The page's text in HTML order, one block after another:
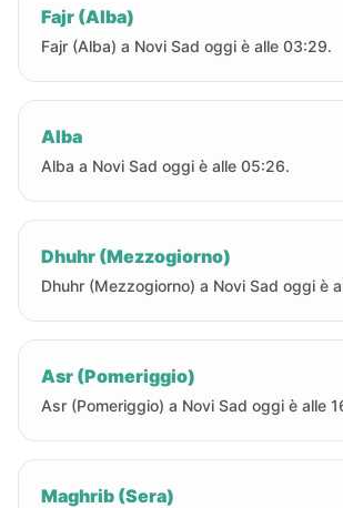
Fajr (Alba)
Fajr (Alba) a Novi Sad oggi è alle 03:29.
Alba
Alba a Novi Sad oggi è alle 05:26.
Dhuhr (Mezzogiorno)
Dhuhr (Mezzogiorno) a Novi Sad oggi è
Asr (Pomeriggio)
Asr (Pomeriggio) a Novi Sad oggi è alle
Maghrib (Sera)